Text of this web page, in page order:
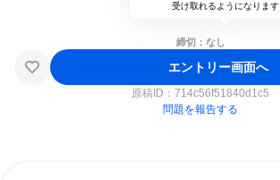
受け取れるようになります
締切：なし
エントリー画面へ
原稿ID： 714c56f51840d1c5
問題を報告する